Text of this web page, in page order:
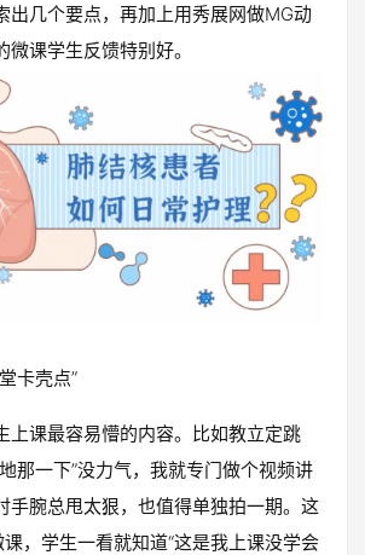
出几个要点，再加上用秀展网做MG动
课学生反馈特别好。
卡壳点”
上课最容易懵的内容。比如教立定跳
那一下”没力气，我就专门做个视频讲
手腕总甩太狠，也值得单独拍一期。这
课，学生一看就知道“这是我上课没学会